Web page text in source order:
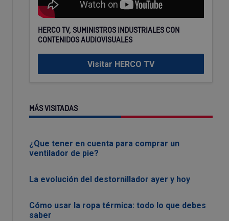
HERCO TV, SUMINISTROS INDUSTRIALES CON
CONTENIDOS AUDIOVISUALES
Visitar HERCO TV
MÁS VISITADAS
¿Que tener en cuenta para comprar un
ventilador de pie?
La evolución del destornillador ayer y hoy
Cómo usar la ropa térmica: todo lo que debes
saber